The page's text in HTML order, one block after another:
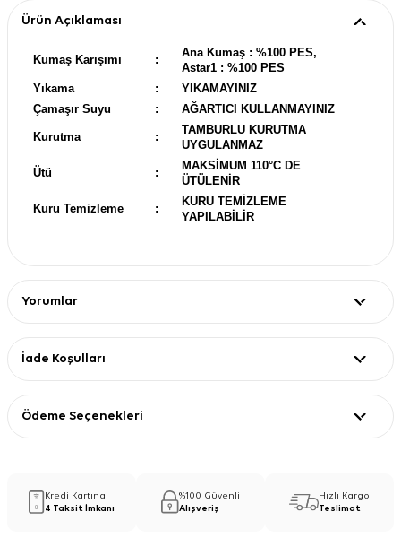
Ürün Açıklaması
Kumaş Karışımı :
Ana Kumaş : %100 PES,
Astar1 : %100 PES
Yıkama
:
YIKAMAYINIZ
Çamaşır Suyu
: AĞARTICI KULLANMAYINIZ
Kurutma :
TAMBURLU KURUTMA
UYGULANMAZ
Ütü :
MAKSİMUM 110°C DE
ÜTÜLENİR
Kuru Temizleme :
KURU TEMİZLEME
YAPILABİLİR
Yorumlar
İade Koşulları
Ödeme Seçenekleri
Kredi Kartına
4 Taksit İmkanı
%100 Güvenli
Alışveriş
Hızlı Kargo
Teslimat